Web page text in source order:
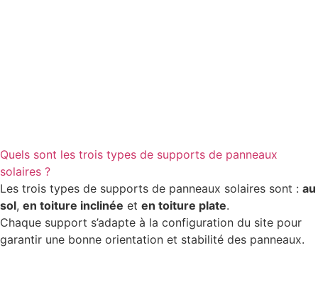
Quels sont les trois types de supports de panneaux
solaires ?
Les trois types de supports de panneaux solaires sont : au
sol, en toiture inclinée et en toiture plate.
Chaque support s’adapte à la configuration du site pour
garantir une bonne orientation et stabilité des panneaux.